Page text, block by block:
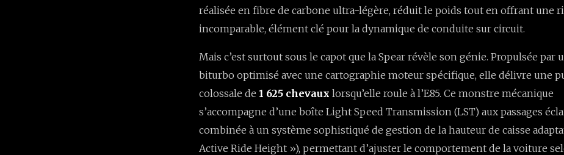
réalisée en fibre de carbone ultra-légère, réduit le poids tout en offrant une
incomparable, élément clé pour la dynamique de conduite sur circuit.
Mais c’est surtout sous le capot que la Spear révèle son génie. Propulsée par
biturbo optimisé avec une cartographie moteur spécifique, elle délivre une
colossale de1 625 chevaux lorsqu’elle roule à l’E85. Ce monstre mécanique
s’accompagne d’une boîte Light Speed Transmission (LST) aux passages
combinée à un système sophistiqué de gestion de la hauteur de caisse
Active Ride Height »), permettant d’ajuster le comportement de la voiture